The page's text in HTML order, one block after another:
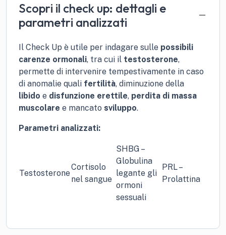
Scopri il check up: dettagli e
parametri analizzati
Il Check Up è utile per indagare sulle possibili
carenze ormonali, tra cui il testosterone,
permette di intervenire tempestivamente in caso
di anomalie quali fertilità, diminuzione della
libido e disfunzione erettile, perdita di massa
muscolare e mancato sviluppo.
Parametri analizzati:
Testosterone
Cortisolo
nel sangue
SHBG –
Globulina
legante gli
ormoni
sessuali
PRL –
Prolattina